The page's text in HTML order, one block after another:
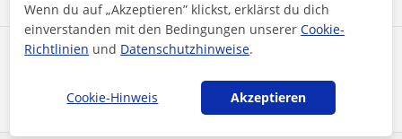
Profil teilen
Wenn du auf „Akzeptieren” klickst, erklärst du dich
einverstanden mit den Bedingungen unsererCookie-
Richtlinien und Datenschutzhinweise.
Cookie-Hinweis Akzeptieren